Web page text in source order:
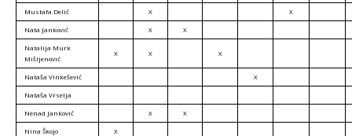
Mustafa Delić X X
Nata Janković X X
Natalija Murk
Mišljenović
X X X
Nataša Vinkešević X
Nataša Vrselja
Nenad Janković X X
Nina Škojo X